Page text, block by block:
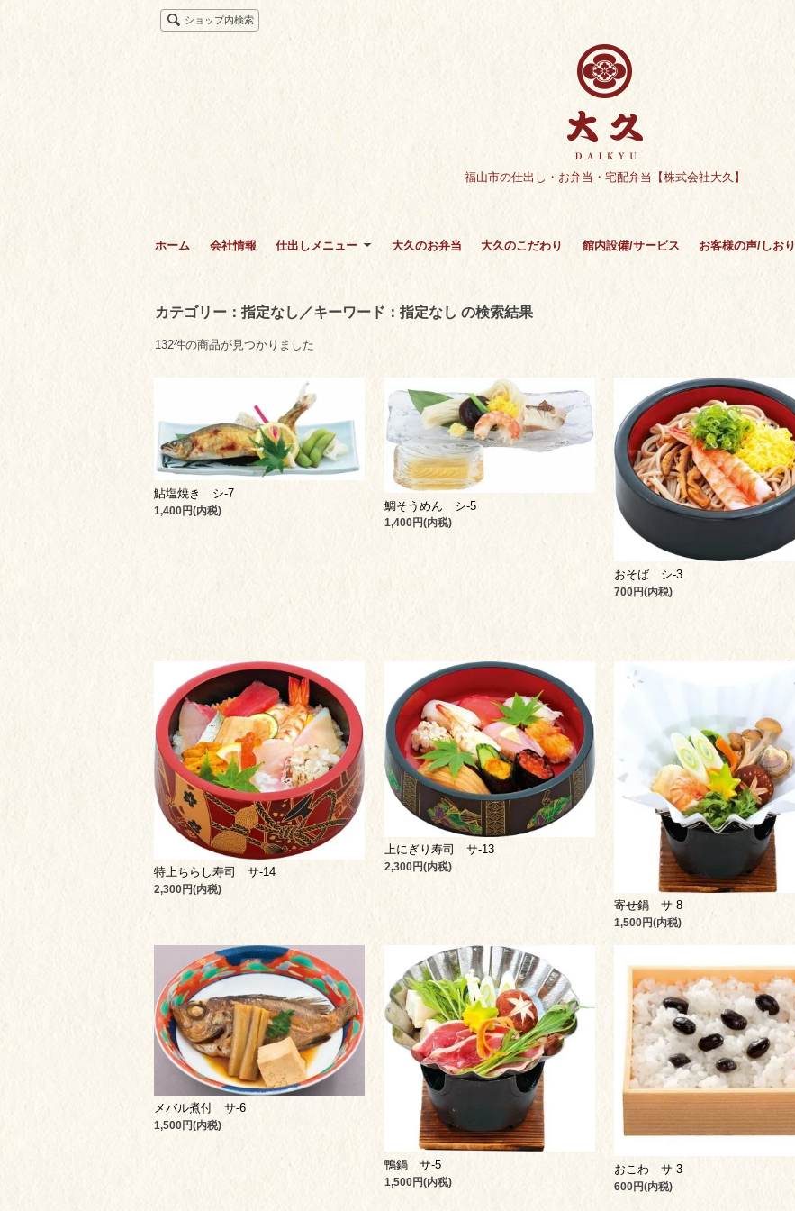
ショップ内検索
福山市の仕出し・お弁当・宅配弁当【株式会社大久】
ホーム 会社情報 仕出しメニュー 大久のお弁当 大久のこだわり 館内設備/サービス お客様の声/しおり
カテゴリー：指定なし／キーワード：指定なし の検索結果
132件の商品が見つかりました
鮎塩焼き シ-7
1,400円(内税) 鯛そうめん シ-5
1,400円(内税)
おそば シ-3
700円(内税)
特上ちらし寿司 サ-14
2,300円(内税)
上にぎり寿司 サ-13
2,300円(内税)
寄せ鍋 サ-8
1,500円(内税)
メバル煮付 サ-6
1,500円(内税)
鴨鍋 サ-5
1,500円(内税)
おこわ サ-3
600円(内税)